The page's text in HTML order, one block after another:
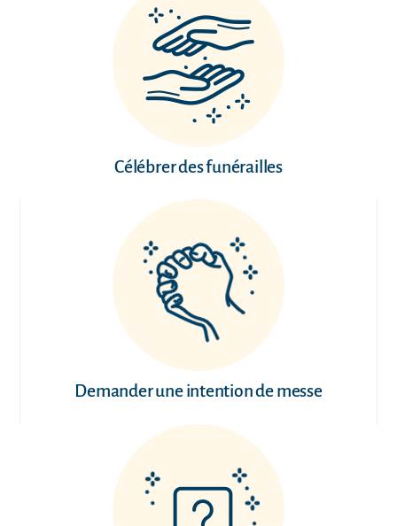
Célébrer des funérailles
Demander une intention de messe